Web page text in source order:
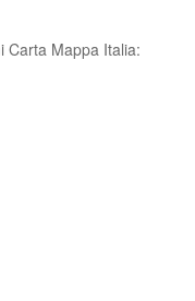
Carta Mappa Italia: